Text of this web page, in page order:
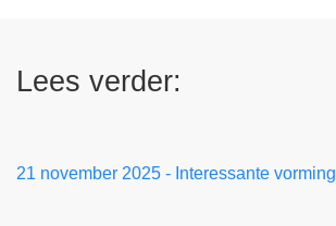
Lees verder:
21 november 2025 - Interessante